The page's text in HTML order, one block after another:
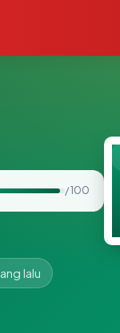
/ 100
lalu